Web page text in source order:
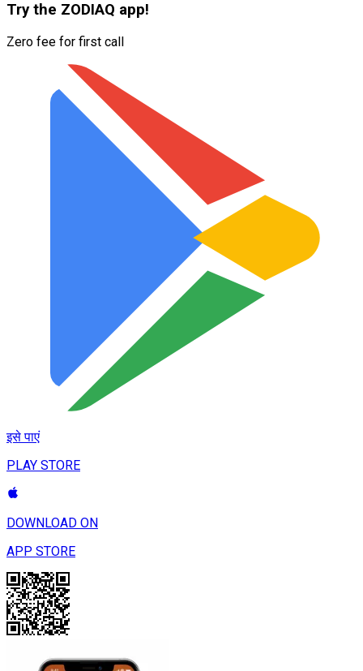
Try the ZODIAQ app!
Zero fee for first call
इसे पाएं
PLAY STORE
DOWNLOAD ON
APP STORE